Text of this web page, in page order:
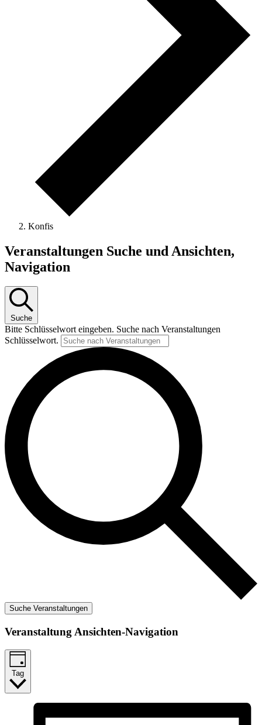
Konfis
Veranstaltungen Suche und Ansichten,
Navigation
Suche
Bitte Schlüsselwort eingeben. Suche nach Veranstaltungen
Schlüsselwort.
Suche Veranstaltungen
Veranstaltung Ansichten-Navigation
Tag